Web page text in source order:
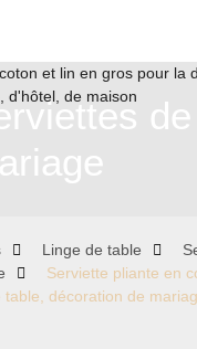
de
Linge de table
Serviette pliante en
décoration de